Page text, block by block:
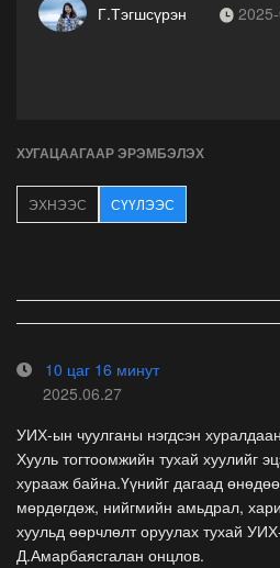
Г.Тэгшсүрэн
ХУГАЦААГААР ЭРЭМБЭЛЭХ
ЭХНЭЭС СҮҮЛЭЭС
10 цаг 16 минут
2025.06.27
УИХ-ын чуулганы нэгдсэн
Хууль тогтоомжийн тухай хуулийг
хурааж байна.Үүнийг дагаад
мөрдөгдөж, нийгмийн амьдрал,
хуульд өөрчлөлт оруулах тухай
Д.Амарбаясгалан онцлов.